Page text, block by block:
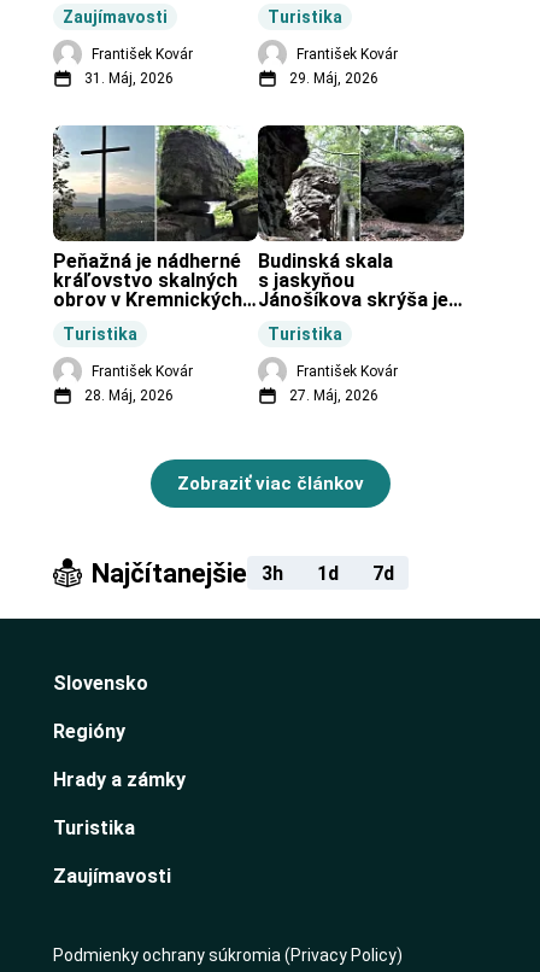
Zaujímavosti
František Kovár
31. Máj, 2026
Turistika
František Kovár
29. Máj, 2026
Turistika
Peňažná je nádherné
kráľovstvo skalných
obrov v Kremnických
František Kovár
28. Máj, 2026
Turistika
Budinská skala
s jaskyňou
Jánošíkova skrýša je
obci Budiná.
František Kovár
27. Máj, 2026
Zobraziť viac článkov
Najčítanejšie 3h 1d 7d
Slovensko
Regióny
Hrady a zámky
Turistika
Zaujímavosti
Podmienky ochrany súkromia (Privacy Policy)